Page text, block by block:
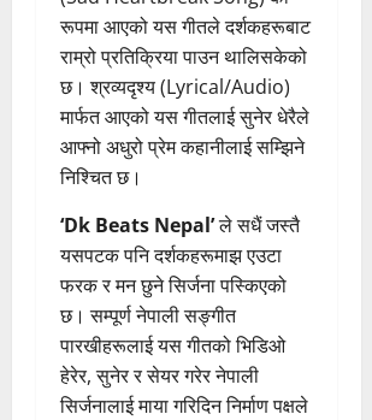
रूपमा आएको यस गीतले दर्शकहरूबाट
राम्रो प्रतिक्रिया पाउन थालिसकेको
छ। श्रव्यदृश्य (Lyrical/Audio)
मार्फत आएको यस गीतलाई सुनेर धेरैले
आफ्नो अधुरो प्रेम कहानीलाई सम्झिने
निश्चित छ।
‘Dk Beats Nepal’ले सधैं जस्तै
यसपटक पनि दर्शकहरूमाझ एउटा
फरक र मन छुने सिर्जना पस्किएको
छ। सम्पूर्ण नेपाली सङ्गीत
पारखीहरूलाई यस गीतको भिडिओ
हेरेर, सुनेर र सेयर गरेर नेपाली
सिर्जनालाई माया गरिदिन निर्माण पक्षले